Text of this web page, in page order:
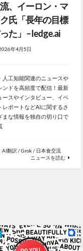
、イーロン・マ
氏「長年の目標
た」 – ledge.ai
年4月5日
人工知能関連のニュースや
ンドを高頻度で配信！最新
ースやインタビュー、イベ
レポートなどAIに関するさ
まな情報を独自の切り口で
AI翻訳 /Grok / 日本食交流
ニュースを読む